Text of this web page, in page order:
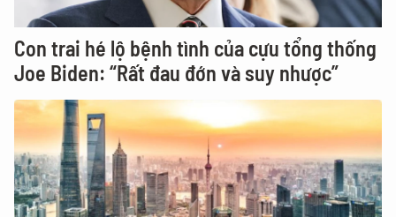
Con trai hé lộ bệnh tình của cựu tổng thống
Joe Biden: “Rất đau đớn và suy nhược”